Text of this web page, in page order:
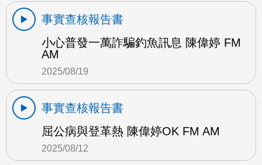
事實查核報告書
小心普發一萬詐騙釣魚訊息 陳偉婷 FM
AM
2025/08/19
事實查核報告書
屈公病與登革熱 陳偉婷OK FM AM
2025/08/12